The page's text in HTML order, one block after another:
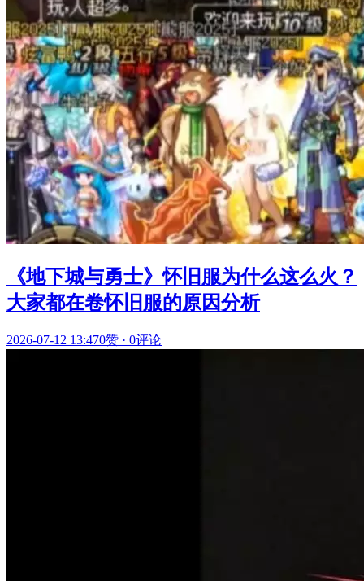
《地下城与勇士》怀旧服为什么这么火？
大家都在卷怀旧服的原因分析
2026-07-12 13:470赞 · 0评论